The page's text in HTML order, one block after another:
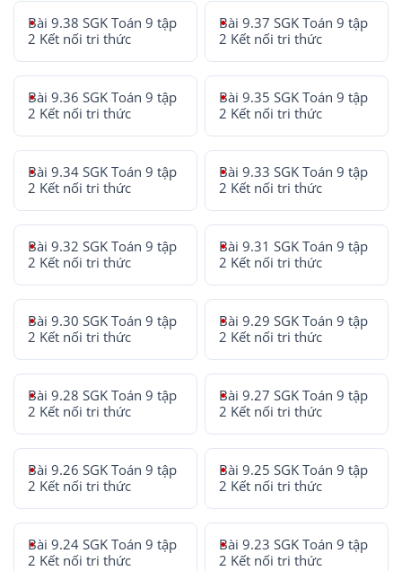
Bài 9.38 SGK Toán 9 tập
2 Kết nối tri thức
Bài 9.37 SGK Toán 9 tập
2 Kết nối tri thức
Bài 9.36 SGK Toán 9 tập
2 Kết nối tri thức
Bài 9.35 SGK Toán 9 tập
2 Kết nối tri thức
Bài 9.34 SGK Toán 9 tập
2 Kết nối tri thức
Bài 9.33 SGK Toán 9 tập
2 Kết nối tri thức
Bài 9.32 SGK Toán 9 tập
2 Kết nối tri thức
Bài 9.31 SGK Toán 9 tập
2 Kết nối tri thức
Bài 9.30 SGK Toán 9 tập
2 Kết nối tri thức
Bài 9.29 SGK Toán 9 tập
2 Kết nối tri thức
Bài 9.28 SGK Toán 9 tập
2 Kết nối tri thức
Bài 9.27 SGK Toán 9 tập
2 Kết nối tri thức
Bài 9.26 SGK Toán 9 tập
2 Kết nối tri thức
Bài 9.25 SGK Toán 9 tập
2 Kết nối tri thức
Bài 9.24 SGK Toán 9 tập
2 Kết nối tri thức
Bài 9.23 SGK Toán 9 tập
2 Kết nối tri thức